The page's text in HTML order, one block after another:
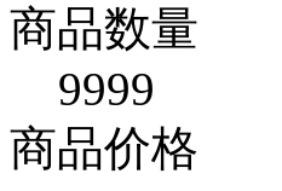
商品数量
9999
商品价格